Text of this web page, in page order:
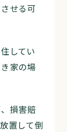
せる可
してい
家の場
損害賠
置して倒